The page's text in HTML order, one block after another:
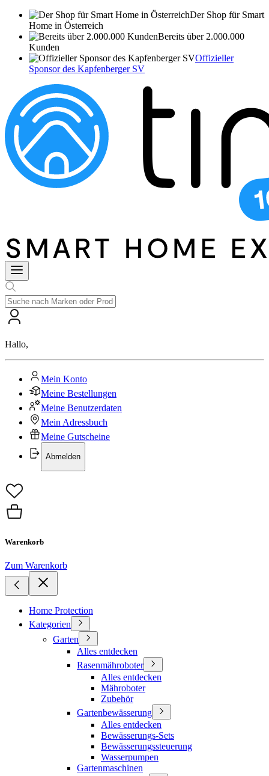
Der Shop für Smart
Home in Österreich
Bereits über 2.000.000
Kunden
Offizieller
Sponsor des Kapfenberger SV
Hallo,
Mein Konto
Meine Bestellungen
Meine Benutzerdaten
Mein Adressbuch
Meine Gutscheine
Abmelden
Warenkorb
Zum Warenkorb
Home Protection
Kategorien
Garten
Alles entdecken
Rasenmähroboter
Alles entdecken
Mähroboter
Zubehör
Gartenbewässerung
Alles entdecken
Bewässerungs-Sets
Bewässerungssteuerung
Wasserpumpen
Gartenmaschinen